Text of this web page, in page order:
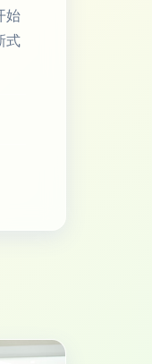
始
式